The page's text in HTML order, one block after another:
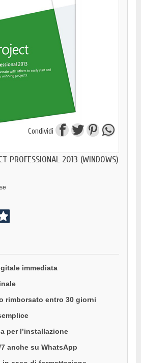
Condividi
PROFESSIONAL 2013 (WINDOWS)
immediata
rimborsato entro 30 giorni
per l’installazione
anche su WhatsApp